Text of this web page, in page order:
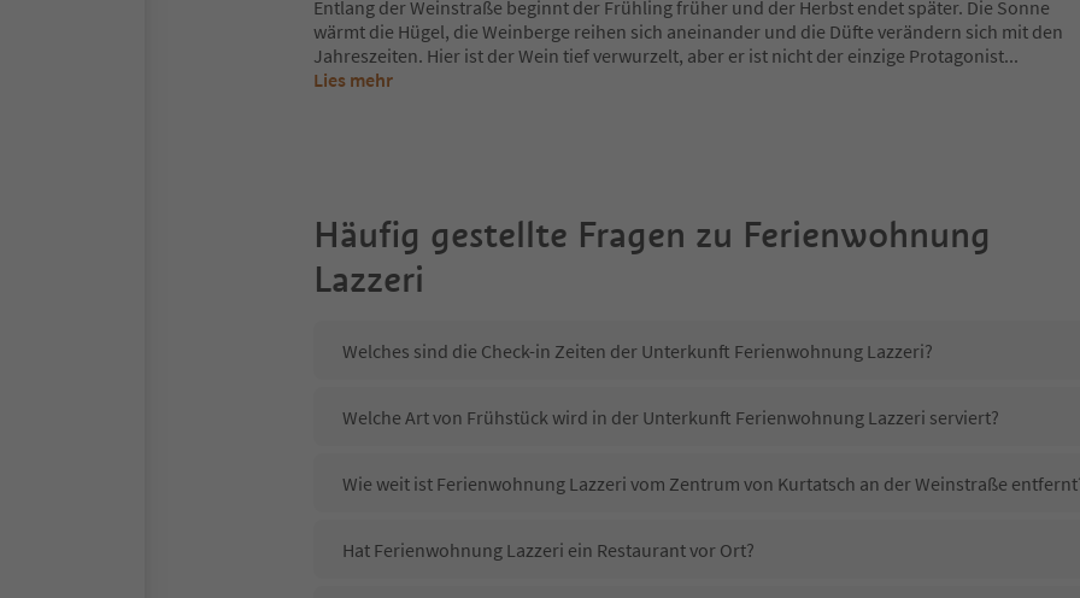
Entlang der Weinstraße beginnt der Frühling früher und der Herbst endet später. Die Sonne
wärmt die Hügel, die Weinberge reihen sich aneinander und die Düfte verändern sich mit den
Jahreszeiten. Hier ist der Wein tief verwurzelt, aber er ist nicht der einzige Protagonist...
Lies mehr
Häufig gestellte Fragen zu Ferienwohnung
Lazzeri
Welches sind die Check-in Zeiten der Unterkunft Ferienwohnung Lazzeri?
Welche Art von Frühstück wird in der Unterkunft Ferienwohnung Lazzeri serviert?
Wie weit ist Ferienwohnung Lazzeri vom Zentrum von Kurtatsch an der Weinstraße
Hat Ferienwohnung Lazzeri ein Restaurant vor Ort?